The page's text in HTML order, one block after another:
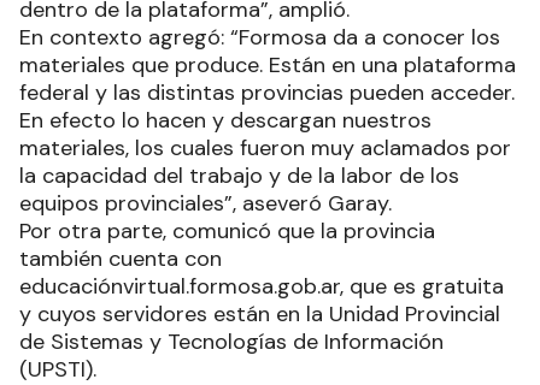
dentro de la plataforma”, amplió.
En contexto agregó: “Formosa da a conocer los
materiales que produce. Están en una plataforma
federal y las distintas provincias pueden acceder.
En efecto lo hacen y descargan nuestros
materiales, los cuales fueron muy aclamados por
la capacidad del trabajo y de la labor de los
equipos provinciales”, aseveró Garay.
Por otra parte, comunicó que la provincia
también cuenta con
educaciónvirtual.formosa.gob.ar, que es gratuita
y cuyos servidores están en la Unidad Provincial
de Sistemas y Tecnologías de Información
(UPSTI).